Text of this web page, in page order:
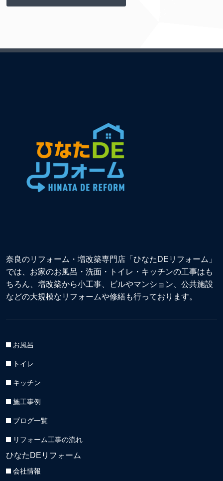
奈良のリフォーム・増改築専門店「ひなたDEリフォーム」
では、お家のお風呂・洗面・トイレ・キッチンの工事はも
ちろん、増改築から小工事、ビルやマンション、公共施設
などの大規模なリフォームや修繕も行っております。
お風呂
トイレ
キッチン
施工事例
ブログ一覧
リフォーム工事の流れ
ひなたDEリフォーム
会社情報